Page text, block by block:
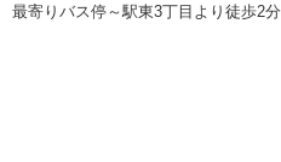
最寄りバス停～駅東3丁目より徒歩2分